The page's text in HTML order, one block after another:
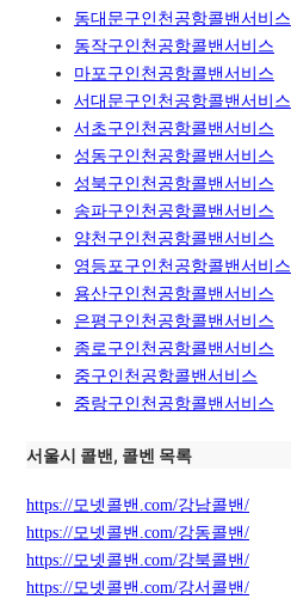
동대문구인천공항콜밴서비스
동작구인천공항콜밴서비스
마포구인천공항콜밴서비스
서대문구인천공항콜밴서비스
서초구인천공항콜밴서비스
성동구인천공항콜밴서비스
성북구인천공항콜밴서비스
송파구인천공항콜밴서비스
양천구인천공항콜밴서비스
영등포구인천공항콜밴서비스
용산구인천공항콜밴서비스
은평구인천공항콜밴서비스
종로구인천공항콜밴서비스
중구인천공항콜밴서비스
중랑구인천공항콜밴서비스
서울시 콜밴, 콜벤 목록
https://모넷콜밴.com/강남콜밴/
https://모넷콜밴.com/강동콜밴/
https://모넷콜밴.com/강북콜밴/
https://모넷콜밴.com/강서콜밴/